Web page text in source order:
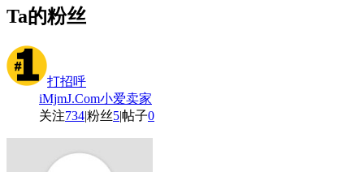
Ta的粉丝
打招呼
iMjmJ.Com小爱卖家
关注734|粉丝5|帖子0